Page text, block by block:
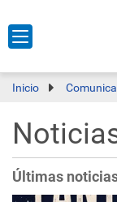
Inicio
Últimas